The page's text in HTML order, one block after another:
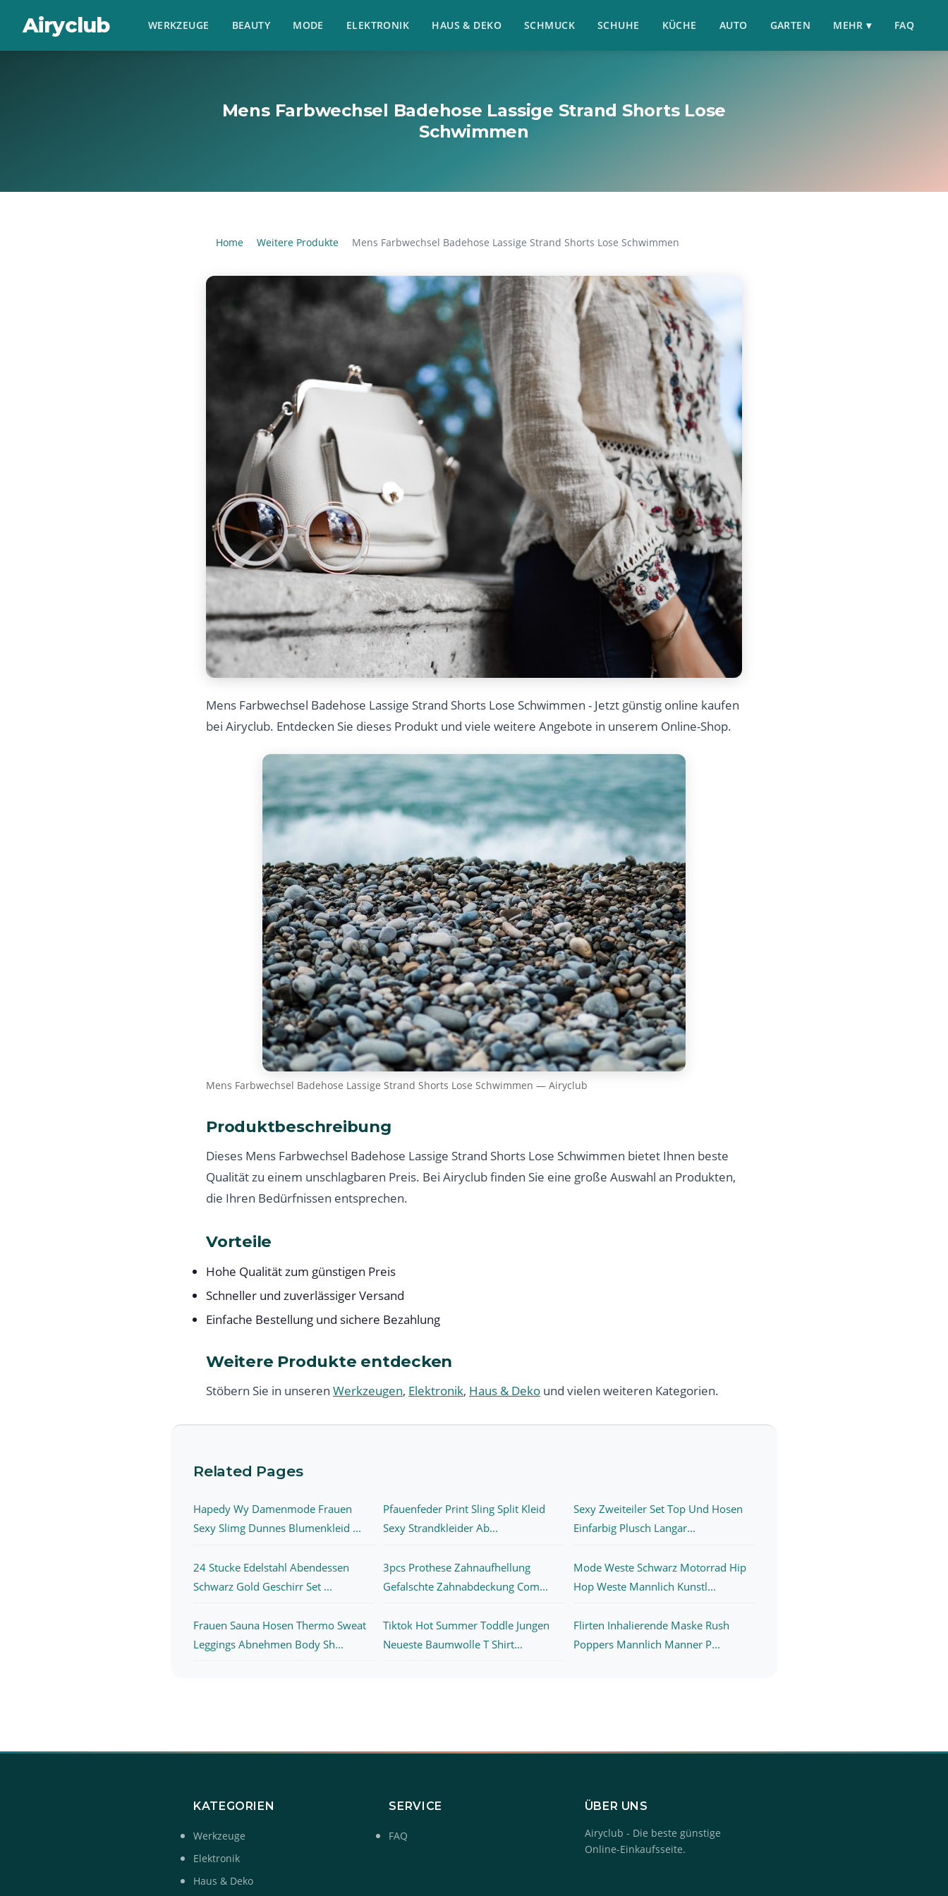
Airyclub WERKZEUGE BEAUTY MODE ELEKTRONIK HAUS & DEKO SCHMUCK SCHUHE KÜCHE AUTO GARTEN MEHR ▾ FAQ
Mens Farbwechsel Badehose Lassige Strand Shorts Lose
Schwimmen
Home Weitere Produkte Mens Farbwechsel Badehose Lassige Strand Shorts Lose Schwimmen
Mens Farbwechsel Badehose Lassige Strand Shorts Lose Schwimmen - Jetzt günstig online kaufen
bei Airyclub. Entdecken Sie dieses Produkt und viele weitere Angebote in unserem Online-Shop.
Mens Farbwechsel Badehose Lassige Strand Shorts Lose Schwimmen — Airyclub
Produktbeschreibung
Dieses Mens Farbwechsel Badehose Lassige Strand Shorts Lose Schwimmen bietet Ihnen beste
Qualität zu einem unschlagbaren Preis. Bei Airyclub finden Sie eine große Auswahl an Produkten,
die Ihren Bedürfnissen entsprechen.
Vorteile
Hohe Qualität zum günstigen Preis
Schneller und zuverlässiger Versand
Einfache Bestellung und sichere Bezahlung
Weitere Produkte entdecken
Stöbern Sie in unseren Werkzeugen, Elektronik, Haus & Deko und vielen weiteren Kategorien.
Related Pages
Hapedy Wy Damenmode Frauen
Sexy Slimg Dunnes Blumenkleid ...
Pfauenfeder Print Sling Split Kleid
Sexy Strandkleider Ab...
Sexy Zweiteiler Set Top Und Hosen
Einfarbig Plusch Langar...
24 Stucke Edelstahl Abendessen
Schwarz Gold Geschirr Set ...
3pcs Prothese Zahnaufhellung
Gefalschte Zahnabdeckung Com...
Mode Weste Schwarz Motorrad Hip
Hop Weste Mannlich Kunstl...
Frauen Sauna Hosen Thermo Sweat
Leggings Abnehmen Body Sh...
Tiktok Hot Summer Toddle Jungen
Neueste Baumwolle T Shirt...
Flirten Inhalierende Maske Rush
Poppers Mannlich Manner P...
KATEGORIEN
Werkzeuge
Elektronik
Haus & Deko
SERVICE
FAQ
ÜBER UNS
Airyclub - Die beste günstige
Online-Einkaufsseite.